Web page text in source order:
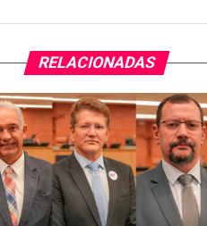
RELACIONADAS